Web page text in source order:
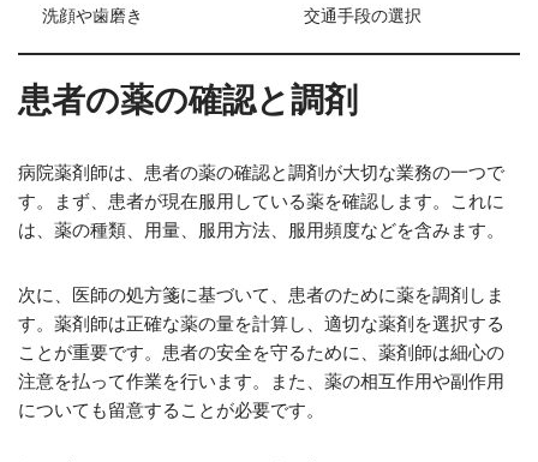
洗顔や歯磨き 交通手段の選択
患者の薬の確認と調剤
病院薬剤師は、患者の薬の確認と調剤が大切な業務の一つで
す。まず、患者が現在服用している薬を確認します。これに
は、薬の種類、用量、服用方法、服用頻度などを含みます。
次に、医師の処方箋に基づいて、患者のために薬を調剤しま
す。薬剤師は正確な薬の量を計算し、適切な薬剤を選択する
ことが重要です。患者の安全を守るために、薬剤師は細心の
注意を払って作業を行います。また、薬の相互作用や副作用
についても留意することが必要です。